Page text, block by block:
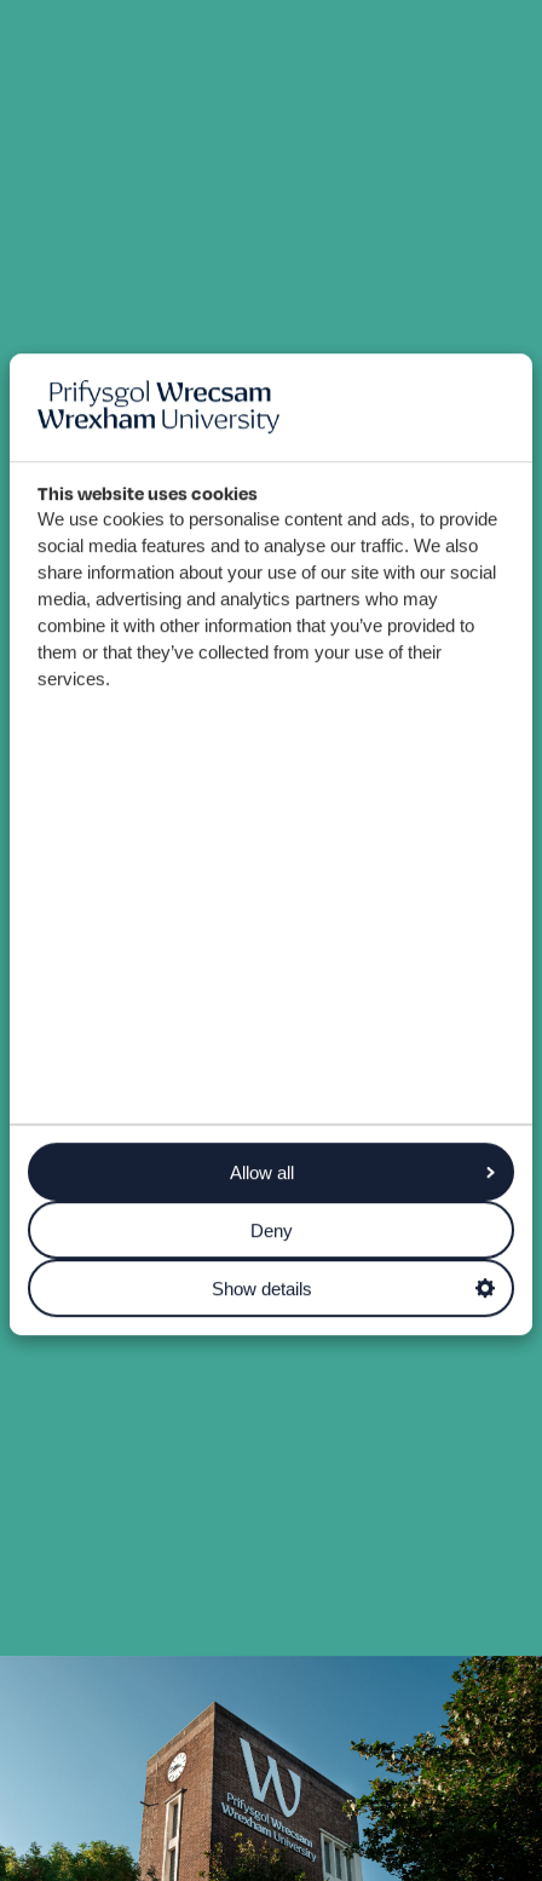
This website uses cookies
We use cookies to personalise content and ads, to provide
social media features and to analyse our traffic. We also
share information about your use of our site with our social
media, advertising and analytics partners who may
combine it with other information that you’ve provided to
them or that they’ve collected from your use of their
services.
Allow all
Deny
Show details